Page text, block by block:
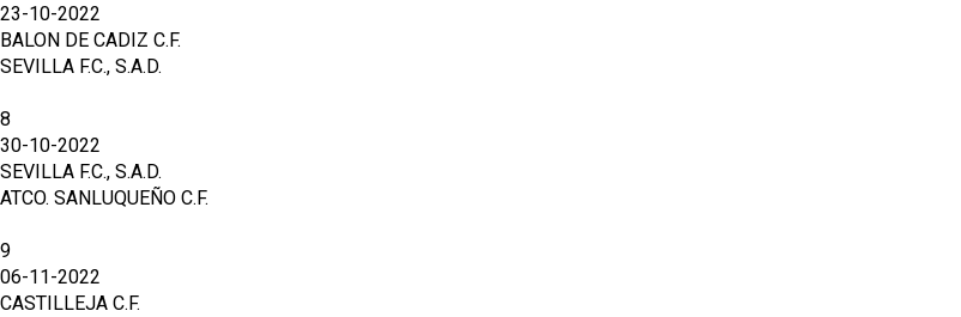
23-10-2022
BALON DE CADIZ C.F.
SEVILLA F.C., S.A.D.
8
30-10-2022
SEVILLA F.C., S.A.D.
ATCO. SANLUQUEÑO C.F.
9
06-11-2022
CASTILLEJA C.F.